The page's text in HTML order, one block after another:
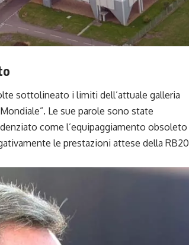
sottolineato i limiti dell’attuale galleria
Le sue parole sono state
come l’equipaggiamento obsoleto
le prestazioni attese della RB20